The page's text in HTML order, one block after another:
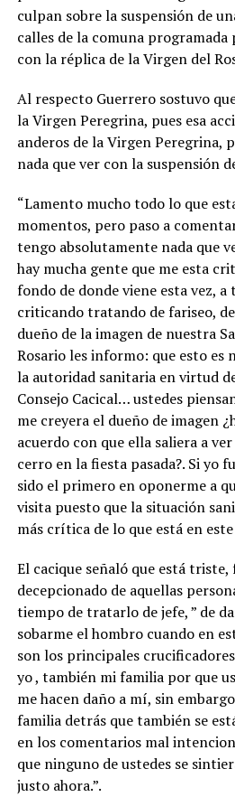
culpan sobre la suspensión de
calles de la comuna
con la réplica de la Virgen del
Al respecto Guerrero sostuvo
la Virgen Peregrina, pues esa
anderos de la Virgen Peregrina,
nada que ver con la suspensión
“Lamento mucho todo lo que
momentos, pero paso a
tengo absolutamente nada que
hay mucha gente que me esta
fondo de donde viene esta vez, a
criticando tratando de fariseo,
dueño de la imagen de nuestra
Rosario les informo: que esto es
la autoridad sanitaria en virtud
Consejo Cacical… ustedes
me creyera el dueño de imagen
acuerdo con que ella saliera a
cerro en la fiesta pasada?. Si yo
sido el primero en oponerme a
visita puesto que la situación
más crítica de lo que está en
El cacique señaló que está
decepcionado de aquellas
tiempo de tratarlo de jefe, ” de
sobarme el hombro cuando en
son los principales
yo , también mi familia por que
me hacen daño a mí, sin
familia detrás que también se
en los comentarios mal
que ninguno de ustedes se
justo ahora.”.